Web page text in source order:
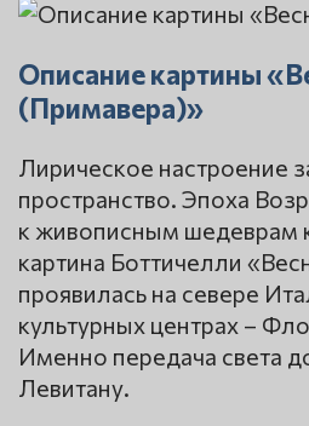
Описание картины
(Примавера)»
Лирическое настроение
пространство. Эпоха
к живописным шедеврам
картина Боттичелли
проявилась на севере
культурных центрах –
Именно передача света
Левитану.